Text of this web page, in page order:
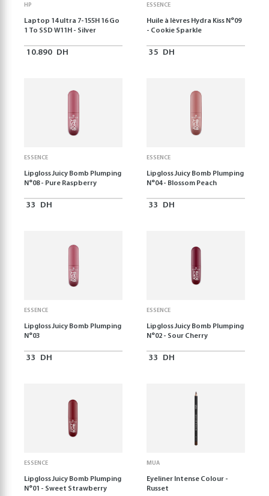
HP
Laptop 14 ultra 7-155H 16 Go
1 To SSD W11H - Silver
10.890 DH
ESSENCE
Huile à lèvres Hydra Kiss N°09
- Cookie Sparkle
35 DH
ESSENCE
Lipgloss Juicy Bomb Plumping
N°08 - Pure Raspberry
33 DH
ESSENCE
Lipgloss Juicy Bomb Plumping
N°04 - Blossom Peach
33 DH
ESSENCE
Lipgloss Juicy Bomb Plumping
N°03
33 DH
ESSENCE
Lipgloss Juicy Bomb Plumping
N°02 - Sour Cherry
33 DH
ESSENCE
Lipgloss Juicy Bomb Plumping
N°01 - Sweet Strawberry
MUA
Eyeliner Intense Colour -
Russet